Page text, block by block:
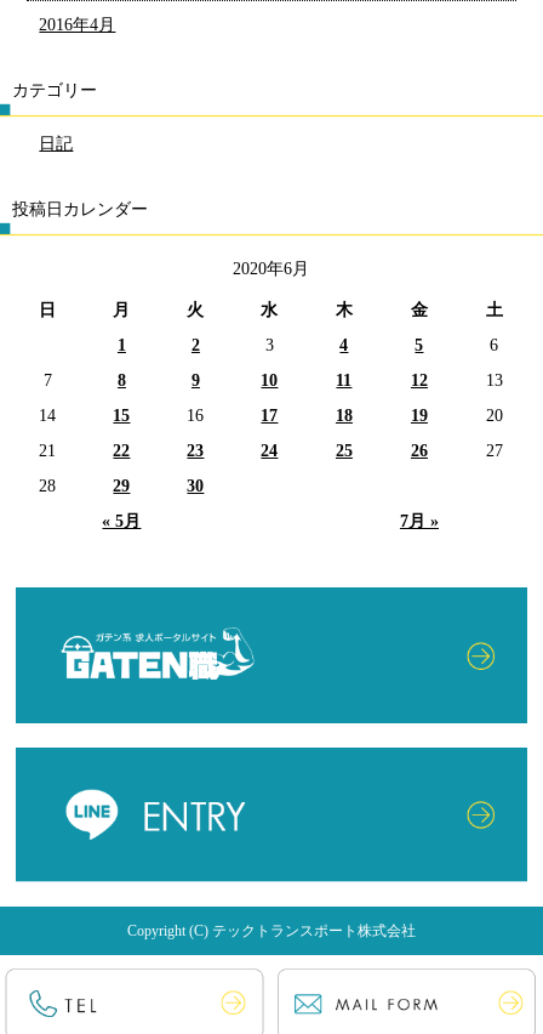
2016年4月
カテゴリー
日記
投稿日カレンダー
2020年6月
日 月 火 水 木 金 土
« 5月 7月 »
1 2 3 4 5
6
7
8 9 10 11 12
13
14
15 16 17 18 19
20
21
22 23 24 25 26
27
28
29 30
Copyright (C) テックトランスポート株式会社